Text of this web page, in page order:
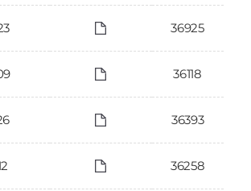
36925
36118
36393
36258